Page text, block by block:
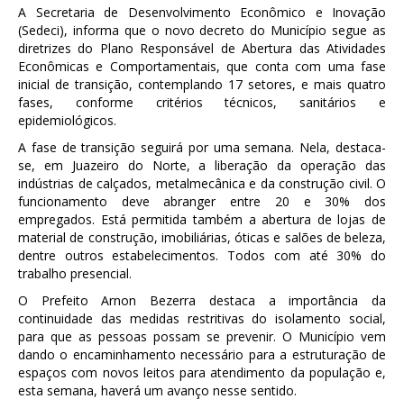
A Secretaria de Desenvolvimento Econômico e Inovação
(Sedeci), informa que o novo decreto do Município segue as
diretrizes do Plano Responsável de Abertura das Atividades
Econômicas e Comportamentais, que conta com uma fase
inicial de transição, contemplando 17 setores, e mais quatro
fases, conforme critérios técnicos, sanitários e
epidemiológicos.
A fase de transição seguirá por uma semana. Nela, destaca-
se, em Juazeiro do Norte, a liberação da operação das
indústrias de calçados, metalmecânica e da construção civil. O
funcionamento deve abranger entre 20 e 30% dos
empregados. Está permitida também a abertura de lojas de
material de construção, imobiliárias, óticas e salões de beleza,
dentre outros estabelecimentos. Todos com até 30% do
trabalho presencial.
O Prefeito Arnon Bezerra destaca a importância da
continuidade das medidas restritivas do isolamento social,
para que as pessoas possam se prevenir. O Município vem
dando o encaminhamento necessário para a estruturação de
espaços com novos leitos para atendimento da população e,
esta semana, haverá um avanço nesse sentido.